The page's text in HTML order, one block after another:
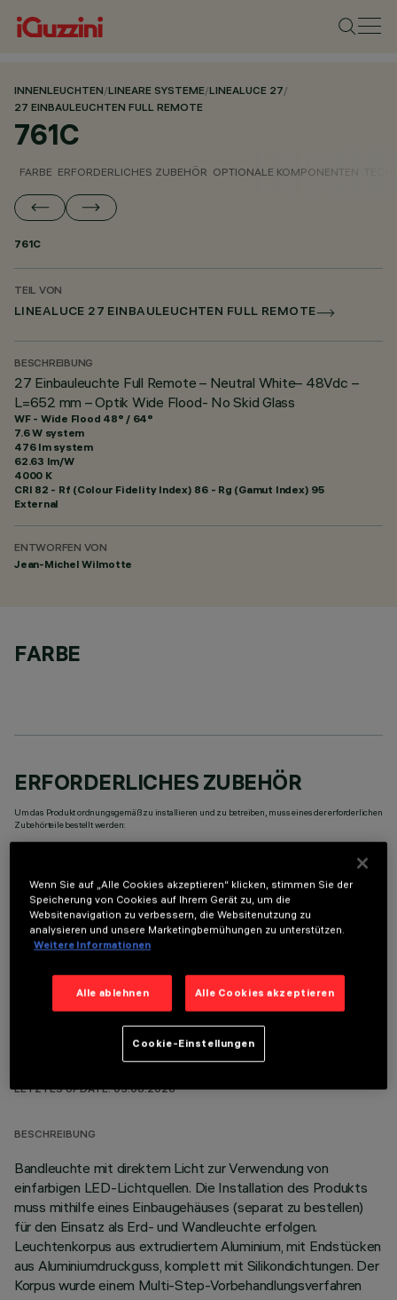
INNENLEUCHTEN/LINEARE SYSTEME/LINEALUCE 27/
27 EINBAULEUCHTEN FULL REMOTE
761C
FARBE ERFORDERLICHES ZUBEHÖR OPTIONALE KOMPONENTEN
761C
TEIL VON
LINEALUCE 27 EINBAULEUCHTEN FULL REMOTE
BESCHREIBUNG
27 Einbauleuchte Full Remote – Neutral White– 48Vdc –
L=652 mm – Optik Wide Flood- No Skid Glass
WF - Wide Flood 48° / 64°
7.6 W system
476 lm system
62.63 lm/W
4000 K
CRI 82 - Rf (Colour Fidelity Index) 86 - Rg (Gamut Index) 95
External
ENTWORFEN VON
Jean-Michel Wilmotte
FARBE
ERFORDERLICHES ZUBEHÖR
Um das Produkt ordnungsgemäß zu installieren und zu betreiben, muss eines der erforderlichen
Zubehörteile bestellt werden:
OPTIONALE KOMPONENTEN
TECHNISCHE DATEN
LETZTES UPDATE: 05.08.2026
BESCHREIBUNG
Bandleuchte mit direktem Licht zur Verwendung von
einfarbigen LED-Lichtquellen. Die Installation des Produkts
muss mithilfe eines Einbaugehäuses (separat zu bestellen)
für den Einsatz als Erd- und Wandleuchte erfolgen.
Leuchtenkorpus aus extrudiertem Aluminium, mit Endstücken
aus Aluminiumdruckguss, komplett mit Silikondichtungen. Der
Korpus wurde einem Multi-Step-Vorbehandlungsverfahren
Wenn Sie auf „Alle Cookies akzeptieren“ klicken, stimmen Sie der
Speicherung von Cookies auf Ihrem Gerät zu, um die
Websitenavigation zu verbessern, die Websitenutzung zu
analysieren und unsere Marketingbemühungen zu unterstützen.
Weitere Informationen
Alle ablehnen Alle Cookies akzeptieren
Cookie-Einstellungen